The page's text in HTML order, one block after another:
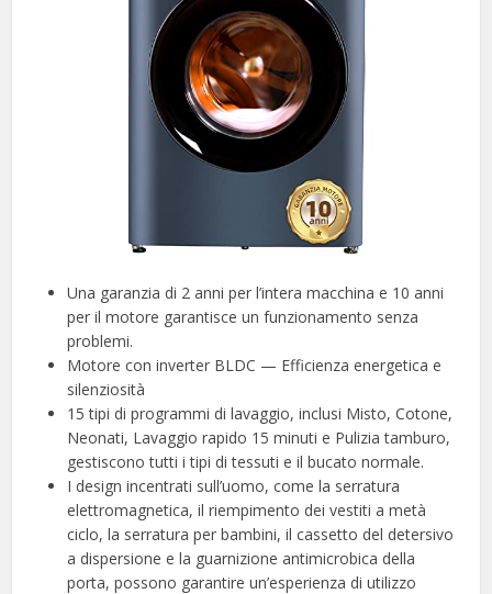
Una garanzia di 2 anni per l’intera macchina e 10 anni
per il motore garantisce un funzionamento senza
problemi.
Motore con inverter BLDC — Efficienza energetica e
silenziosità
15 tipi di programmi di lavaggio, inclusi Misto, Cotone,
Neonati, Lavaggio rapido 15 minuti e Pulizia tamburo,
gestiscono tutti i tipi di tessuti e il bucato normale.
I design incentrati sull’uomo, come la serratura
elettromagnetica, il riempimento dei vestiti a metà
ciclo, la serratura per bambini, il cassetto del detersivo
a dispersione e la guarnizione antimicrobica della
porta, possono garantire un’esperienza di utilizzo